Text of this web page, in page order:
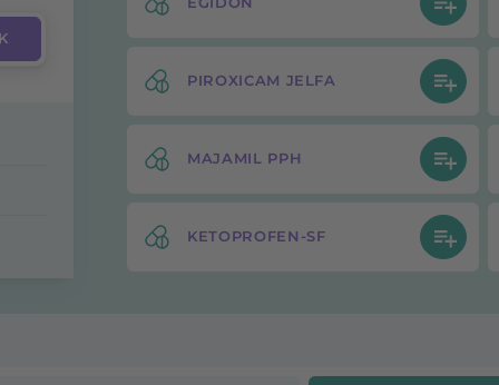
PIROXICAM JELFA
MAJAMIL PPH
KETOPROFEN-SF